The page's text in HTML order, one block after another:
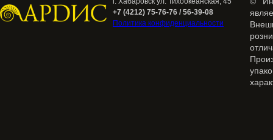
+7 (4212) 75-76-76 / 56-39-08
Политика конфиденциальности